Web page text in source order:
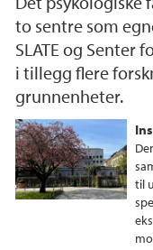
to sentre som
SLATE og Senter
i tillegg flere
grunnenheter.
til